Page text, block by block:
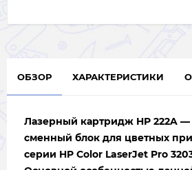
ОБЗОР ХАРАКТЕРИСТИКИ
Лазерный картридж HP 222A —
сменный блок для цветных
серии HP Color LaserJet Pro